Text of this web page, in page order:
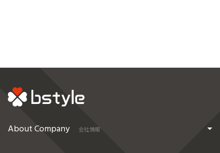
About Company 会社情報